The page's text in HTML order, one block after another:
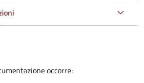
occorre: